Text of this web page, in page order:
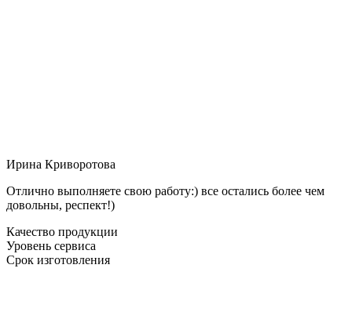
Ирина Криворотова
Отлично выполняете свою работу:) все остались более чем
довольны, респект!)
Качество продукции
Уровень сервиса
Срок изготовления